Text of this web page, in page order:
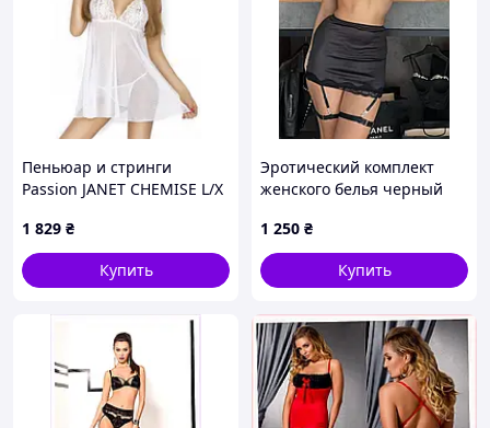
Пеньюар и стринги
Passion JANET CHEMISE L/X
1 829 ₴
Купить
Эротический комплект
женского белья черный
юбка, гартеры, чокер.
Женский кружевной
комплект белья черный
1 250 ₴
Купить